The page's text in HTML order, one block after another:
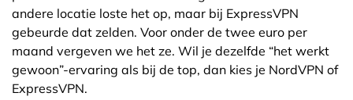
andere locatie loste het op, maar bij ExpressVPN
gebeurde dat zelden. Voor onder de twee euro per
maand vergeven we het ze. Wil je dezelfde “het werkt
gewoon”-ervaring als bij de top, dan kies je NordVPN of
ExpressVPN.